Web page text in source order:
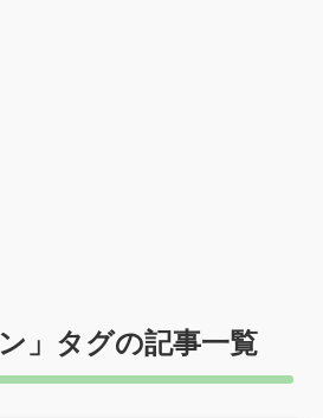
」タグの記事一覧